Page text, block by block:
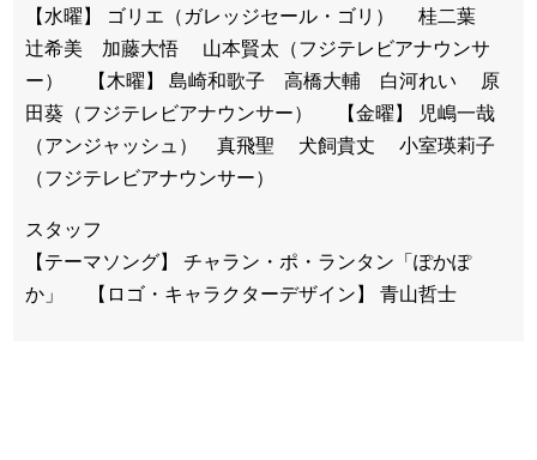
【水曜】 ゴリエ（ガレッジセール・ゴリ） 桂二葉
辻希美 加藤大悟 山本賢太（フジテレビアナウンサ
ー） 【木曜】 島崎和歌子 高橋大輔 白河れい 原
田葵（フジテレビアナウンサー） 【金曜】 児嶋一哉
（アンジャッシュ） 真飛聖 犬飼貴丈 小室瑛莉子
（フジテレビアナウンサー）
スタッフ
【テーマソング】 チャラン・ポ・ランタン「ぽかぽ
か」 【ロゴ・キャラクターデザイン】 青山哲士